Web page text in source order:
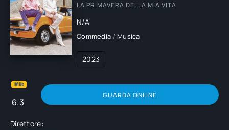
LA PRIMAVERA DELLA MIA VITA
N/A
Commedia / Musica
2023
6.3
GUARDA ONLINE
Direttore: